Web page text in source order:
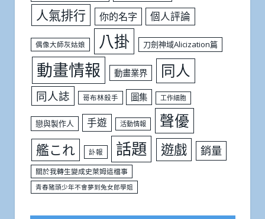
人氣排行 你的名字 個人評論
偶像大師灰姑娘 八掛 刀劍神域Alicization篇
動畫情報 動畫業界 同人
同人誌 哥布林殺手 圖集 工作細胞
戀與製作人 手遊 活動情報 聲優
艦これ 訃報 話題 遊戲 銷量
關於我轉生變成史萊姆這檔事
青春豬頭少年不會夢到兔女郎學姐